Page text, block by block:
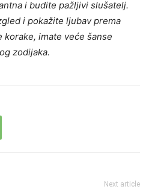
i budite pažljivi slušatelj.
i pokažite ljubav prema
imate veće šanse
zodijaka.
Next article